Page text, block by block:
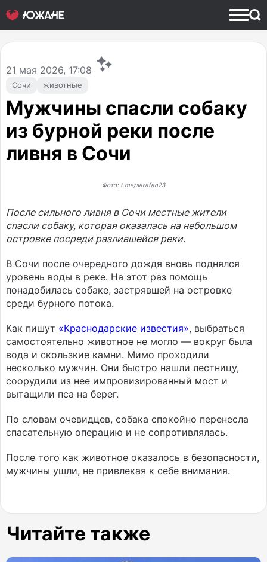
Сочи животные
21 мая 2026, 17:08
Мужчины спасли собаку
из бурной реки после
ливня в Сочи
Фото: t.me/sarafan23
После сильного ливня в Сочи местные жители
спасли собаку, которая оказалась на небольшом
островке посреди разлившейся реки.
В Сочи после очередного дождя вновь поднялся
уровень воды в реке. На этот раз помощь
понадобилась собаке, застрявшей на островке
среди бурного потока.
Как пишут «Краснодарские известия», выбраться
самостоятельно животное не могло — вокруг была
вода и скользкие камни. Мимо проходили
несколько мужчин. Они быстро нашли лестницу,
соорудили из нее импровизированный мост и
вытащили пса на берег.
По словам очевидцев, собака спокойно перенесла
спасательную операцию и не сопротивлялась.
После того как животное оказалось в безопасности,
мужчины ушли, не привлекая к себе внимания.
Читайте также